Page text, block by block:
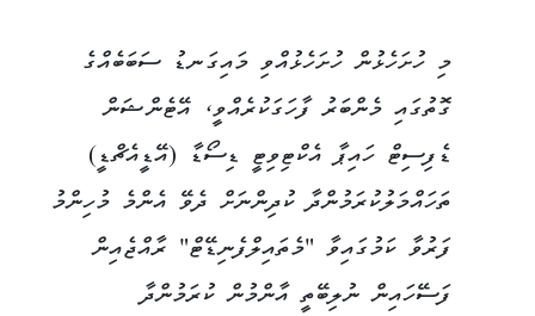
މި ހުށަހެޅުން ހުށަހެޅުއްވި މައިގަނޑު ސަބަބެއްގެ
ގޮތުގައި މެންބަރު ފާހަގަކުރެއްވީ، އޭޓެންޝަން
ޑެފިސިޓް ހައިޕާ އެކްޓިވިޓީ ޑިސޯޑާ (އޭޑީއެޗްޑީ)
ތަހައްމަލުކުރަމުންދާ ކުދިންނަށް ދެވޭ އެންމެ މުހިންމު
ފަރުވާ ކަމުގައިވާ "މެތައިލްފެނިޑޭޓް" ރާއްޖެއިން
ފަސޭހައިން ނުލިބޭތީ އާންމުން ކުރަމުންދާ